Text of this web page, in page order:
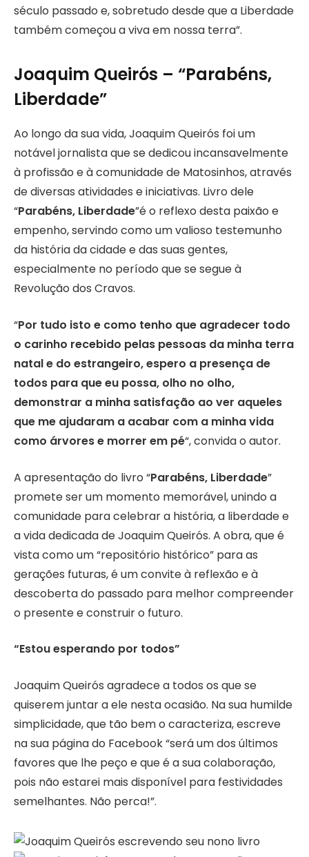
século passado e, sobretudo desde que a Liberdade
também começou a viva em nossa terra”.
Joaquim Queirós – “Parabéns,
Liberdade”
Ao longo da sua vida, Joaquim Queirós foi um
notável jornalista que se dedicou incansavelmente
à profissão e à comunidade de Matosinhos, através
de diversas atividades e iniciativas. Livro dele
“Parabéns, Liberdade”é o reflexo desta paixão e
empenho, servindo como um valioso testemunho
da história da cidade e das suas gentes,
especialmente no período que se segue à
Revolução dos Cravos.
“Por tudo isto e como tenho que agradecer todo
o carinho recebido pelas pessoas da minha terra
natal e do estrangeiro, espero a presença de
todos para que eu possa, olho no olho,
demonstrar a minha satisfação ao ver aqueles
que me ajudaram a acabar com a minha vida
como árvores e morrer em pé“, convida o autor.
A apresentação do livro “Parabéns, Liberdade”
promete ser um momento memorável, unindo a
comunidade para celebrar a história, a liberdade e
a vida dedicada de Joaquim Queirós. A obra, que é
vista como um “repositório histórico” para as
gerações futuras, é um convite à reflexão e à
descoberta do passado para melhor compreender
o presente e construir o futuro.
“Estou esperando por todos”
Joaquim Queirós agradece a todos os que se
quiserem juntar a ele nesta ocasião. Na sua humilde
simplicidade, que tão bem o caracteriza, escreve
na sua página do Facebook “será um dos últimos
favores que lhe peço e que é a sua colaboração,
pois não estarei mais disponível para festividades
semelhantes. Não perca!”.